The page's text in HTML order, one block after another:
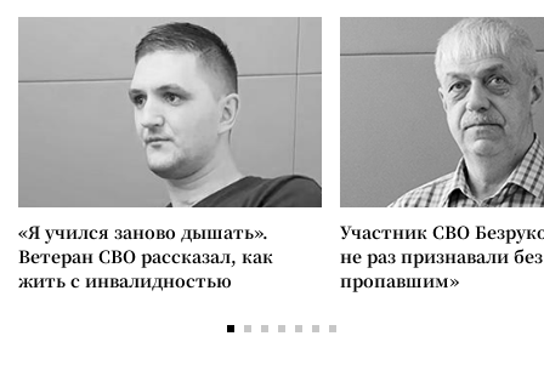
«Я учился заново дышать».
Ветеран СВО рассказал, как
жить с инвалидностью
Участник СВО
не раз признавали
пропавшим»